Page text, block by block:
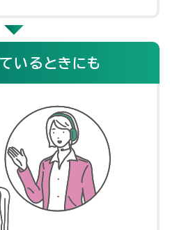
いるときにも